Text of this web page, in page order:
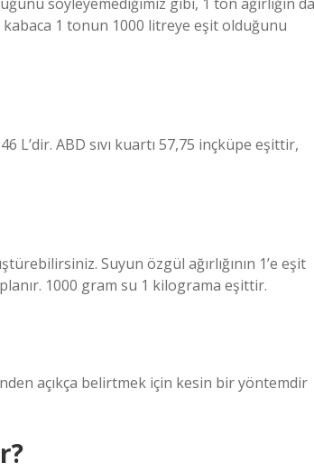
1 tonun 1000 litreye eşit olduğunu
L’dir. ABD sıvı kuartı 57,75 inçküpe eşittir,
Suyun özgül ağırlığının 1’e eşit
1000 gram su 1 kilograma eşittir.
açıkça belirtmek için kesin bir yöntemdir